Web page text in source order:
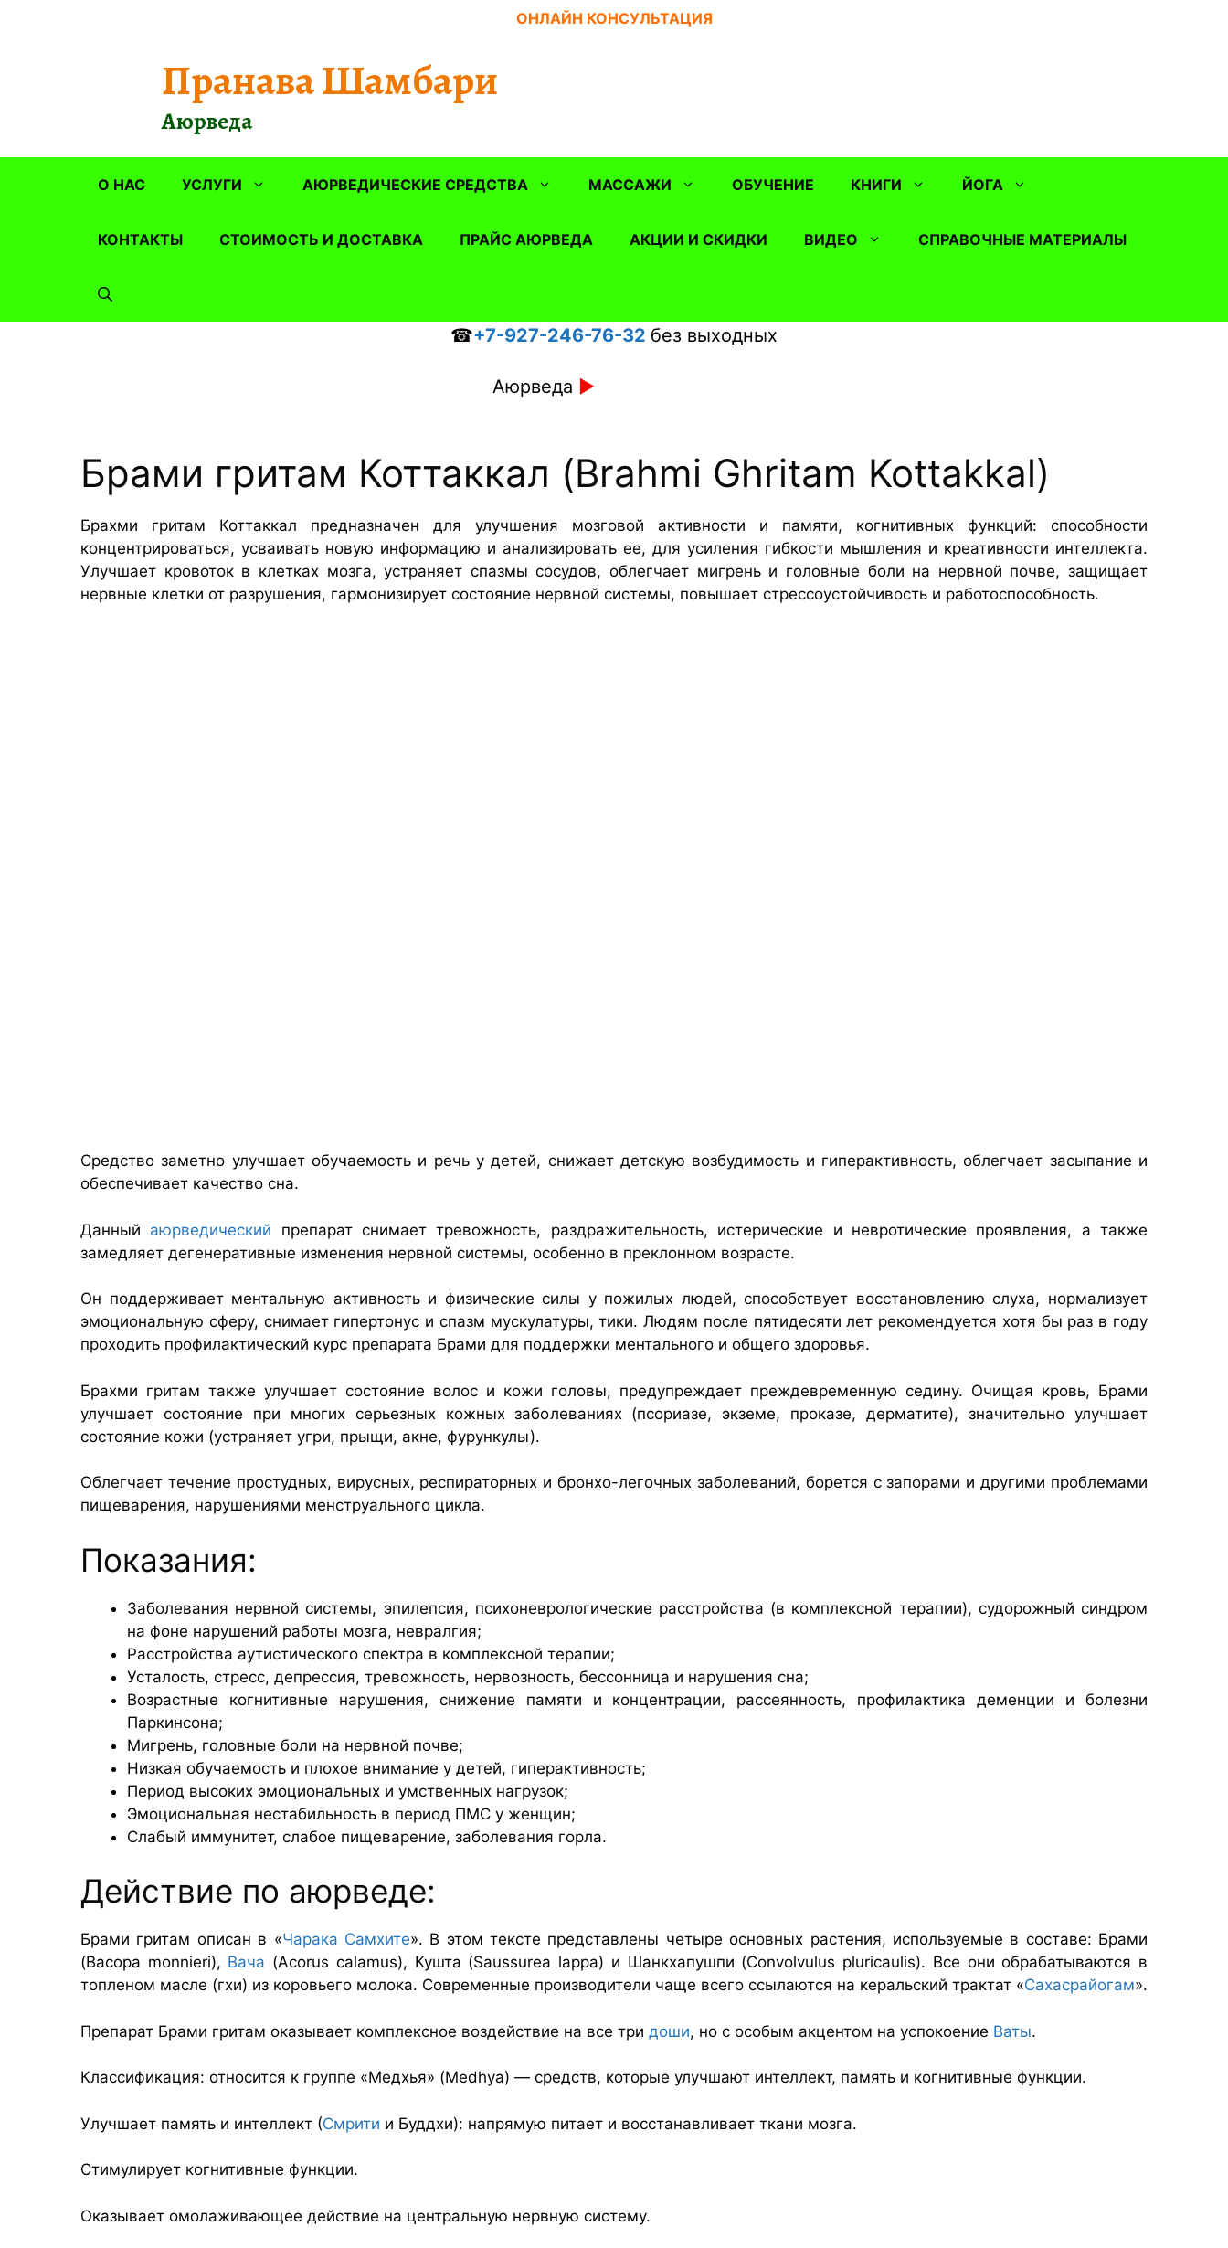
ОНЛАЙН КОНСУЛЬТАЦИЯ
Пранава Шамбари
Аюрведа
О НАС УСЛУГИ АЮРВЕДИЧЕСКИЕ СРЕДСТВА МАССАЖИ ОБУЧЕНИЕ КНИГИ ЙОГА
КОНТАКТЫ СТОИМОСТЬ И ДОСТАВКА ПРАЙС АЮРВЕДА АКЦИИ И СКИДКИ ВИДЕО СПРАВОЧНЫЕ МАТЕРИАЛЫ
☎+7-927-246-76-32 без выходных
Аюрведа ►
Брами гритам Коттаккал (Brahmi Ghritam Kottakkal)
Брахми гритам Коттаккал предназначен для улучшения мозговой активности и памяти, когнитивных функций: способности
концентрироваться, усваивать новую информацию и анализировать ее, для усиления гибкости мышления и креативности интеллекта.
Улучшает кровоток в клетках мозга, устраняет спазмы сосудов, облегчает мигрень и головные боли на нервной почве, защищает
нервные клетки от разрушения, гармонизирует состояние нервной системы, повышает стрессоустойчивость и работоспособность.
Средство заметно улучшает обучаемость и речь у детей, снижает детскую возбудимость и гиперактивность, облегчает засыпание и
обеспечивает качество сна.
Данный аюрведический препарат снимает тревожность, раздражительность, истерические и невротические проявления, а также
замедляет дегенеративные изменения нервной системы, особенно в преклонном возрасте.
Он поддерживает ментальную активность и физические силы у пожилых людей, способствует восстановлению слуха, нормализует
эмоциональную сферу, снимает гипертонус и спазм мускулатуры, тики. Людям после пятидесяти лет рекомендуется хотя бы раз в году
проходить профилактический курс препарата Брами для поддержки ментального и общего здоровья.
Брахми гритам также улучшает состояние волос и кожи головы, предупреждает преждевременную седину. Очищая кровь, Брами
улучшает состояние при многих серьезных кожных заболеваниях (псориазе, экземе, проказе, дерматите), значительно улучшает
состояние кожи (устраняет угри, прыщи, акне, фурункулы).
Облегчает течение простудных, вирусных, респираторных и бронхо-легочных заболеваний, борется с запорами и другими проблемами
пищеварения, нарушениями менструального цикла.
Показания:
Заболевания нервной системы, эпилепсия, психоневрологические расстройства (в комплексной терапии), судорожный синдром
на фоне нарушений работы мозга, невралгия;
Расстройства аутистического спектра в комплексной терапии;
Усталость, стресс, депрессия, тревожность, нервозность, бессонница и нарушения сна;
Возрастные когнитивные нарушения, снижение памяти и концентрации, рассеянность, профилактика деменции и болезни
Паркинсона;
Мигрень, головные боли на нервной почве;
Низкая обучаемость и плохое внимание у детей, гиперактивность;
Период высоких эмоциональных и умственных нагрузок;
Эмоциональная нестабильность в период ПМС у женщин;
Слабый иммунитет, слабое пищеварение, заболевания горла.
Действие по аюрведе:
Брами гритам описан в «Чарака Самхите». В этом тексте представлены четыре основных растения, используемые в составе: Брами
(Bacopa monnieri), Вача (Acorus calamus), Кушта (Saussurea lappa) и Шанкхапушпи (Convolvulus pluricaulis). Все они обрабатываются в
топленом масле (гхи) из коровьего молока. Современные производители чаще всего ссылаются на керальский трактат «Сахасрайогам».
Препарат Брами гритам оказывает комплексное воздействие на все три доши, но с особым акцентом на успокоение Ваты.
Классификация: относится к группе «Медхья» (Medhya) — средств, которые улучшают интеллект, память и когнитивные функции.
Улучшает память и интеллект (Смрити и Буддхи): напрямую питает и восстанавливает ткани мозга.
Стимулирует когнитивные функции.
Оказывает омолаживающее действие на центральную нервную систему.